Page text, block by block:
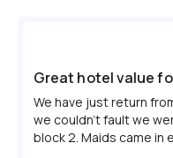
Great hotel value
We have just return
we couldn’t fault we
block 2. Maids came in